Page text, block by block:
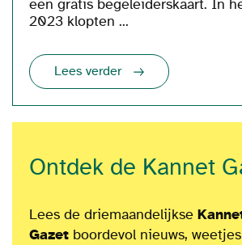
een gratis begeleiderskaart. In
2023 klopten ...
Lees verder
Ontdek de Kannet
Lees de driemaandelijkse
Gazet boordevol nieuws,